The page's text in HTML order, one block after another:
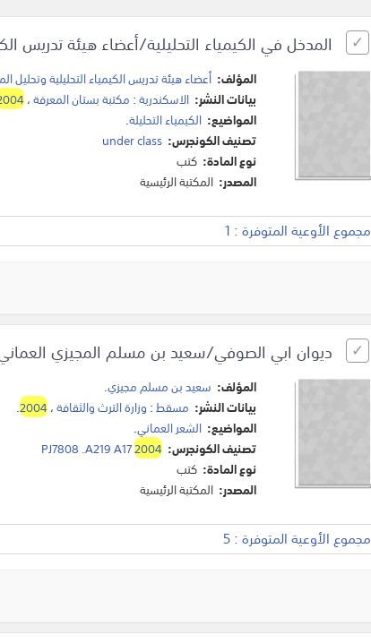
المدخل في الكيمياء التحليلية/أعضاء هيئة تدريس
المؤلف: أعضاء هيئة تدريس الكيمياء التحليلية وتحليل
بيانات النشر: الاسكندرية: مكتبة بستان المعرفة،
المواضيع: الكيمياء التحليلة.
تصنيف الكونجرس: under class
نوع المادة: كتب
المصدر: المكتبة الرئيسية
مجموع الأوعية المتوفرة : 1
ديوان ابي الصوفي/سعيد بن مسلم المجيزي
المؤلف: سعيد بن مسلم مجيزي.
بيانات النشر: مسقط: وزارة الترث والثقافة،2004
.
المواضيع: الشعر العماني.
تصنيف الكونجرس:
PJ7808 .A219 A172004
نوع المادة: كتب
المصدر: المكتبة الرئيسية
مجموع الأوعية المتوفرة : 5